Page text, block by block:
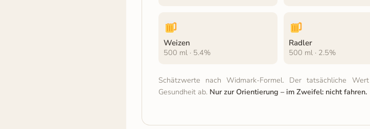
Weizen
500 ml · 5.4%
Radler
500 ml · 2.5%
Schätzwerte nach Widmark-Formel. Der tatsächliche
Gesundheit ab. Nur zur Orientierung – im Zweifel: nicht fahren.